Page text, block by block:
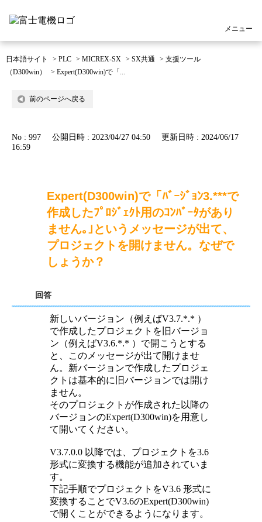
メニュー
日本語サイト > PLC > MICREX-SX > SX共通 > 支援ツール
（D300win）
> Expert(D300win)で「...
前のページへ戻る
No : 997 公開日時 : 2023/04/27 04:50
更新日時 : 2024/06/17
16:59
Expert(D300win)で「ﾊﾞｰｼﾞｮﾝ3.***で
作成したﾌﾟﾛｼﾞｪｸﾄ用のｺﾝﾊﾞｰﾀがあり
ません｡｣というメッセージが出て、
プロジェクトを開けません。なぜで
しょうか？
回答
新しいバージョン（例えばV3.7.*.* ）
で作成したプロジェクトを旧バージョ
ン（例えばV3.6.*.* ）で開こうとする
と、このメッセージが出て開けませ
ん。新バージョンで作成したプロジェ
クトは基本的に旧バージョンでは開け
ません。
そのプロジェクトが作成された以降の
バージョンのExpert(D300win)を用意し
て開いてください。
V3.7.0.0 以降では、プロジェクトを3.6
形式に変換する機能が追加されていま
す。
下記手順でプロジェクトをV3.6 形式に
変換することでV3.6のExpert(D300win)
で開くことができるようになります。